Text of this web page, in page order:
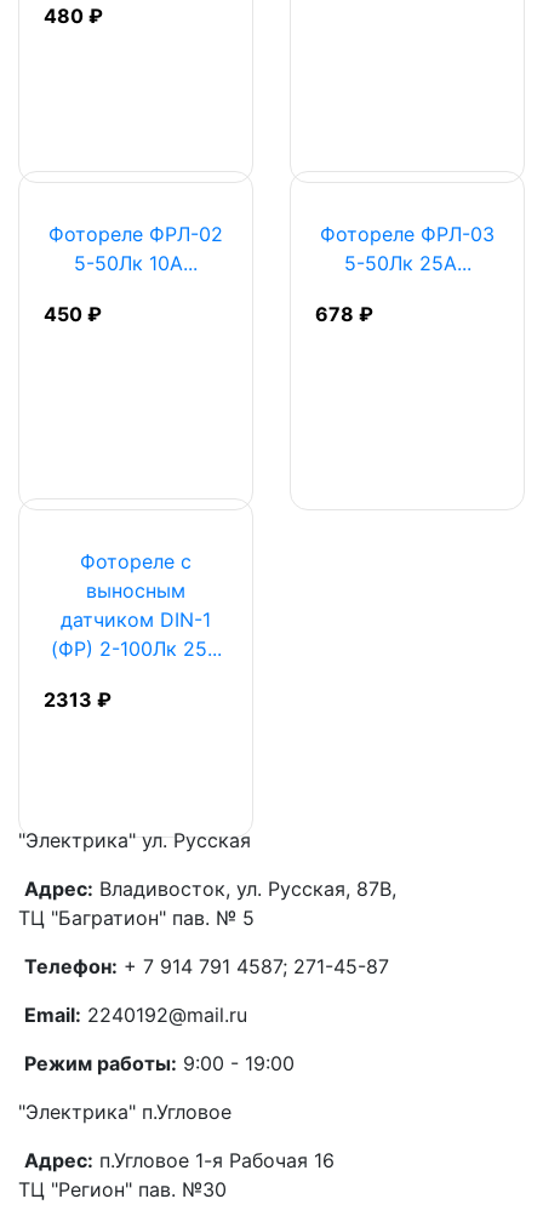
480 ₽
Фотореле ФРЛ-02
5-50Лк 10А...
450 ₽
Фотореле ФРЛ-03
5-50Лк 25А...
678 ₽
Фотореле с
выносным
датчиком DIN-1
(ФР) 2-100Лк 25...
2313 ₽
"Электрика"ул. Русская
Адрес: Владивосток, ул. Русская, 87В,
ТЦ "Багратион" пав. № 5
Телефон: + 7 914 791 4587; 271-45-87
Email: 2240192@mail.ru
Режим работы: 9:00 - 19:00
"Электрика" п.Угловое
Адрес: п.Угловое 1-я Рабочая 16
ТЦ "Регион" пав. №30